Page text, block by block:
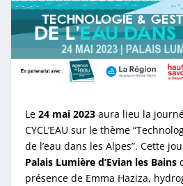
Le 24 mai 2023aura lieu la
CYCL’EAU sur le thème
de l’eau dans les Alpes”. Cette
Palais Lumière d’Evian les Bains
présence de Emma Haziza,